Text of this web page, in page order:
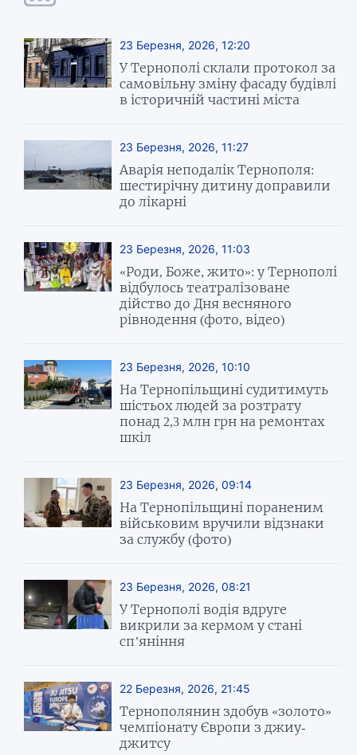
23 Березня, 2026, 12:20
У Тернополі склали протокол за
самовільну зміну фасаду будівлі
в історичній частині міста
23 Березня, 2026, 11:27
Аварія неподалік Тернополя:
шестирічну дитину доправили
до лікарні
23 Березня, 2026, 11:03
«Роди, Боже, жито»: у Тернополі
відбулось театралізоване
дійство до Дня весняного
рівнодення (фото, відео)
23 Березня, 2026, 10:10
На Тернопільщині судитимуть
шістьох людей за розтрату
понад 2,3 млн грн на ремонтах
шкіл
23 Березня, 2026, 09:14
На Тернопільщині пораненим
військовим вручили відзнаки
за службу (фото)
23 Березня, 2026, 08:21
У Тернополі водія вдруге
викрили за кермом у стані
сп’яніння
22 Березня, 2026, 21:45
Тернополянин здобув «золото»
чемпіонату Європи з джиу-
джитсу